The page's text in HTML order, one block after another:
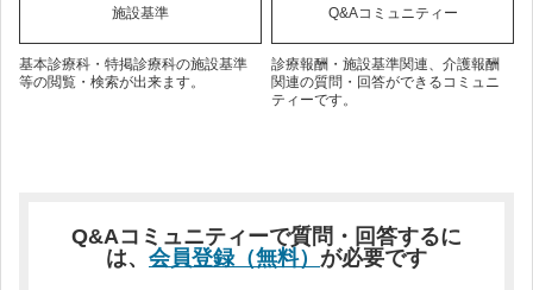
施設基準
基本診療科・特掲診療科の施設基準
等の閲覧・検索が出来ます。
Q&Aコミュニティー
診療報酬・施設基準関連、介護報酬
関連の質問・回答ができるコミュニ
ティーです。
Q&Aコミュニティーで質問・回答するに
は、 会員登録（無料） が必要です